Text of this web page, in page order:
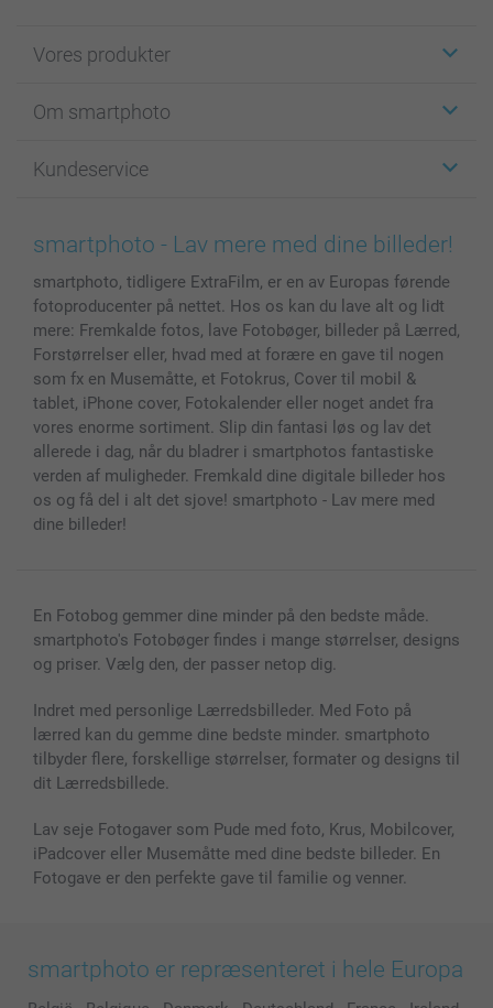
Vores produkter
Fotokort
Fotobøger
Billeder, Plakater & Fotohæfter
MyNameBook
Fotokalender & Kalenderbog
Fotorammer & Tilbehør
Alle fotoprodukter
Om smartphoto
For affiliate
Cookie Policy
Betingelser og garantier
Investor Relations
Kundeservice
100% tilfredshedsgaranti
Priser & betaling
Status for ordrer
smartphoto - Lav mere med dine billeder!
smartphoto, tidligere ExtraFilm, er en av Europas førende
fotoproducenter på nettet. Hos os kan du lave alt og lidt
mere: Fremkalde fotos, lave Fotobøger, billeder på Lærred,
Forstørrelser eller, hvad med at forære en gave til nogen
som fx en Musemåtte, et Fotokrus, Cover til mobil &
tablet, iPhone cover, Fotokalender eller noget andet fra
vores enorme sortiment. Slip din fantasi løs og lav det
allerede i dag, når du bladrer i smartphotos fantastiske
verden af muligheder. Fremkald dine digitale billeder hos
os og få del i alt det sjove! smartphoto - Lav mere med
dine billeder!
En Fotobog gemmer dine minder på den bedste måde.
smartphoto's Fotobøger findes i mange størrelser, designs
og priser. Vælg den, der passer netop dig.
Indret med personlige Lærredsbilleder. Med Foto på
lærred kan du gemme dine bedste minder. smartphoto
tilbyder flere, forskellige størrelser, formater og designs til
dit Lærredsbillede.
Lav seje Fotogaver som Pude med foto, Krus, Mobilcover,
iPadcover eller Musemåtte med dine bedste billeder. En
Fotogave er den perfekte gave til familie og venner.
smartphoto er repræsenteret i hele Europa